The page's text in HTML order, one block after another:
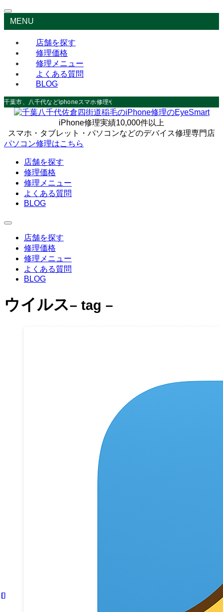
MENU
店舗を探す
修理価格
修理メニュー
よくある質問
BLOG
千葉市、八千代などiphoneスマホ修理やデータ救出なら
iPhone修理実績10,000件以上
スマホ・タブレット・パソコンなどのデバイス修理専門店
パソコン修理はこちら
店舗を探す
修理価格
修理メニュー
よくある質問
BLOG
店舗を探す
修理価格
修理メニュー
よくある質問
BLOG
ウイルス– tag –